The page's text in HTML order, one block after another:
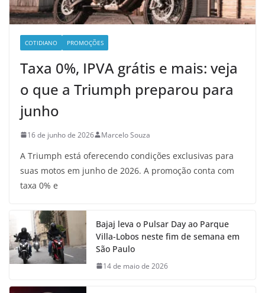
COTIDIANO PROMOÇÕES
Taxa 0%, IPVA grátis e mais: veja
o que a Triumph preparou para
junho
16 de junho de 2026 Marcelo Souza
A Triumph está oferecendo condições exclusivas para
suas motos em junho de 2026. A promoção conta com
taxa 0% e
Bajaj leva o Pulsar Day ao Parque
Villa-Lobos neste fim de semana em
São Paulo
14 de maio de 2026